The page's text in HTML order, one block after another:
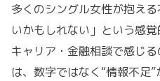
多くのシングル女性が抱え
いかもしれない」という感
キャリア・金融相談で感じ
は、数字ではなく“情報不足